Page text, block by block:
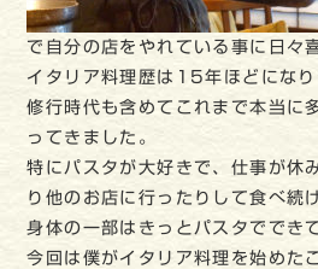
で自分の店をやれている事に日々
イタリア料理歴は15年ほどになり
修行時代も含めてこれまで本当に
ってきました。
特にパスタが大好きで、仕事が休
り他のお店に行ったりして食べ続
身体の一部はきっとパスタででき
今回は僕がイタリア料理を始めた